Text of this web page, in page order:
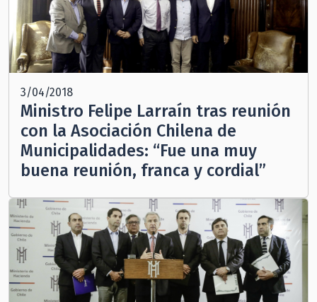
3/04/2018
Ministro Felipe Larraín tras reunión
con la Asociación Chilena de
Municipalidades: “Fue una muy
buena reunión, franca y cordial”